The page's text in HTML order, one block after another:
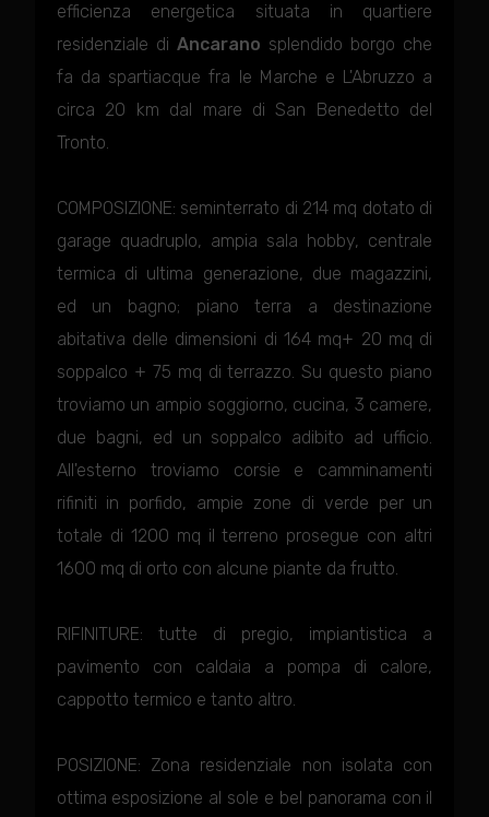
efficienza energetica situata in quartiere
residenziale di Ancarano splendido borgo che
fa da spartiacque fra le Marche e L'Abruzzo a
circa 20 km dal mare di San Benedetto del
Tronto.
COMPOSIZIONE: seminterrato di 214 mq dotato di
garage quadruplo, ampia sala hobby, centrale
termica di ultima generazione, due magazzini,
ed un bagno; piano terra a destinazione
abitativa delle dimensioni di 164 mq+ 20 mq di
soppalco + 75 mq di terrazzo. Su questo piano
troviamo un ampio soggiorno, cucina, 3 camere,
due bagni, ed un soppalco adibito ad ufficio.
All'esterno troviamo corsie e camminamenti
rifiniti in porfido, ampie zone di verde per un
totale di 1200 mq il terreno prosegue con altri
1600 mq di orto con alcune piante da frutto.
RIFINITURE: tutte di pregio, impiantistica a
pavimento con caldaia a pompa di calore,
cappotto termico e tanto altro.
POSIZIONE: Zona residenziale non isolata con
ottima esposizione al sole e bel panorama con il